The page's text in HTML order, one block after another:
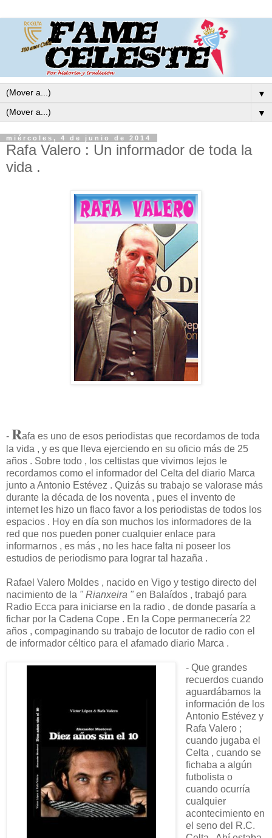
▼
▼
miércoles, 4 de junio de 2014
Rafa Valero : Un informador de toda la
vida .
- Rafa es uno de esos periodistas que recordamos de toda
la vida , y es que lleva ejerciendo en su oficio más de 25
años . Sobre todo , los celtistas que vivimos lejos le
recordamos como el informador del Celta del diario Marca
junto a Antonio Estévez . Quizás su trabajo se valorase más
durante la década de los noventa , pues el invento de
internet les hizo un flaco favor a los periodistas de todos los
espacios . Hoy en día son muchos los informadores de la
red que nos pueden poner cualquier enlace para
informarnos , es más , no les hace falta ni poseer los
estudios de periodismo para lograr tal hazaña .
Rafael Valero Moldes , nacido en Vigo y testigo directo del
nacimiento de la " Rianxeira " en Balaídos , trabajó para
Radio Ecca para iniciarse en la radio , de donde pasaría a
fichar por la Cadena Cope . En la Cope permanecería 22
años , compaginando su trabajo de locutor de radio con el
de informador céltico para el afamado diario Marca .
- Que grandes
recuerdos cuando
aguardábamos la
información de los
Antonio Estévez y
Rafa Valero ;
cuando jugaba el
Celta , cuando se
fichaba a algún
futbolista o
cuando ocurría
cualquier
acontecimiento en
el seno del R.C.